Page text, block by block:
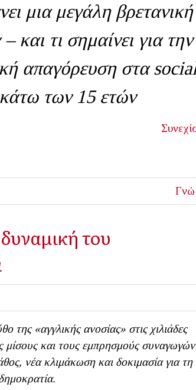
μια μεγάλη βρετανική
και τι σημαίνει για την
απαγόρευση στα
των 15 ετών
του
της «αγγλικής ανοσίας» στις χιλιάδες
μίσους και τους εμπρησμούς
νέα κλιμάκωση και δοκιμασία για τη